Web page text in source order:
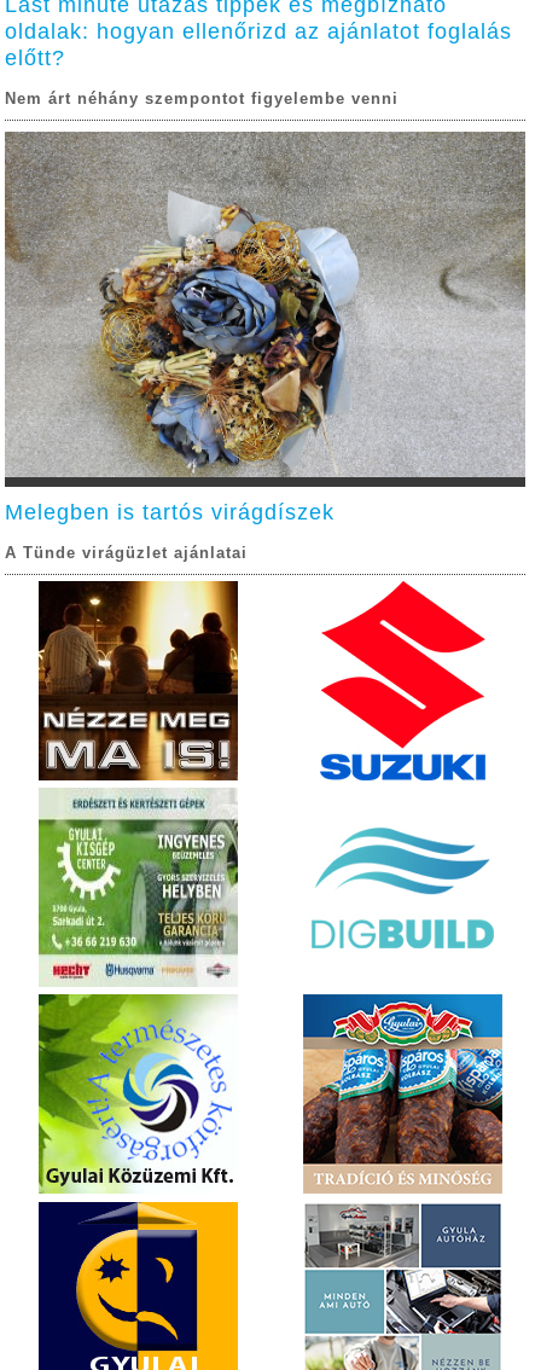
oldalak: hogyan ellenőrizd az ajánlatot foglalás
előtt?
Nem árt néhány szempontot figyelembe venni
Melegben is tartós virágdíszek
A Tünde virágüzlet ajánlatai